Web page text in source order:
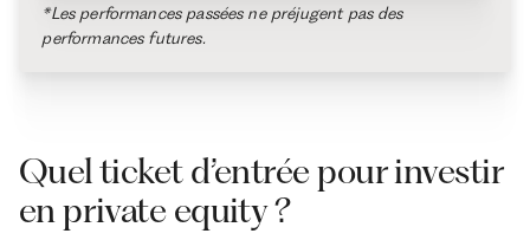
*Les performances passées ne préjugent pas des
performances futures.
Quel ticket d’entrée pour investir
en private equity ?